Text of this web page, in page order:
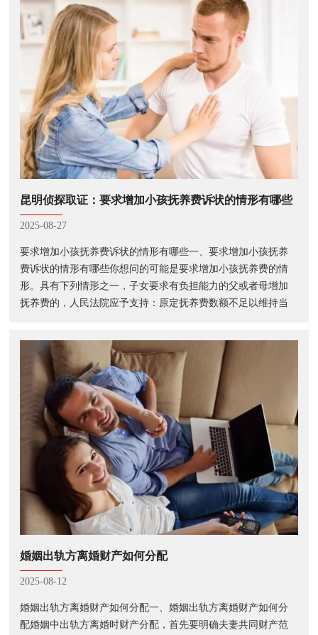
昆明侦探取证：要求增加小孩抚养费诉状的情形有哪些
2025-08-27
要求增加小孩抚养费诉状的情形有哪些一、要求增加小孩抚养
费诉状的情形有哪些你想问的可能是要求增加小孩抚养费的情
形。具有下列情形之一，子女要求有负担能力的父或者母增加
抚养费的，人民法院应予支持：原定抚养费数额不足以维持当
婚姻出轨方离婚财产如何分配
2025-08-12
婚姻出轨方离婚财产如何分配一、婚姻出轨方离婚财产如何分
配婚姻中出轨方离婚时财产分配，首先要明确夫妻共同财产范